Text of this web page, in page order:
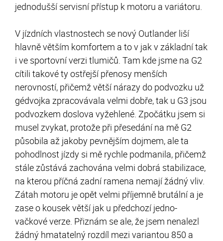
jednodušší servisní přístup k motoru a variátoru.
V jízdních vlastnostech se nový Outlander liší
hlavně větším komfortem a to v jak v základní tak
i ve sportovní verzi tlumičů. Tam kde jsme na G2
cítili takové ty ostřejší přenosy menších
nerovností, přičemž větší nárazy do podvozku už
gédvojka zpracovávala velmi dobře, tak u G3 jsou
podvozkem doslova vyžehlené. Zpočátku jsem si
musel zvykat, protože při přesedání na mě G2
působila až jakoby pevnějším dojmem, ale ta
pohodlnost jízdy si mě rychle podmanila, přičemž
stále zůstává zachována velmi dobrá stabilizace,
na kterou příčná zadní ramena nemají žádný vliv.
Zátah motoru je opět velmi příjemně brutální a je
zase o kousek větší jak u předchozí jedno-
vačkové verze. Přiznám se ale, že jsem nenalezl
žádný hmatatelný rozdíl mezi variantou 850 a